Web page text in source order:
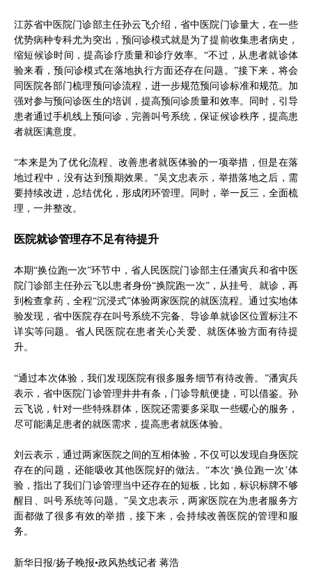
江苏省中医院门诊部主任孙云飞介绍，省中医院门诊量大，在一些
优势病种专科尤为突出，预问诊模式就是为了提前收集患者病史，
缩短候诊时间，提高诊疗质量和诊疗效率。“不过，从患者就诊体
验来看，预问诊模式在落地执行方面还存在问题。”接下来，将会
同医院各部门梳理预问诊流程，进一步规范预问诊标准和规范。加
强对参与预问诊医生的培训，提高预问诊质量和效率。同时，引导
患者通过手机线上预问诊，完善叫号系统，保证候诊秩序，提高患
者就医满意度。
“本来是为了优化流程、改善患者就医体验的一项举措，但是在落
地过程中，没有达到预期效果。”吴文忠表示，举措落地之后，需
要持续改进，总结优化，形成闭环管理。同时，举一反三，全面梳
理，一并整改。
医院就诊管理存不足有待提升
本期“换位跑一次”环节中，省人民医院门诊部主任潘寅兵和省中医
院门诊部主任孙云飞以患者身份“换院跑一次”，从挂号、就诊，再
到检查拿药，全程“沉浸式”体验两家医院的就医流程。通过实地体
验发现，省中医院存在叫号系统不完备、导诊单就诊区位置标注不
详实等问题。省人民医院在患者关心关爱、就医体验方面有待提
升。
“通过本次体验，我们发现医院有很多服务细节有待改善。”潘寅兵
表示，省中医院门诊管理井井有条，门诊导航便捷，可以借鉴。孙
云飞说，针对一些特殊群体，医院还需要多采取一些暖心的服务，
尽可能满足患者的就医需求，提高患者就医体验。
刘云表示，通过两家医院之间的互相体验，不仅可以发现自身医院
存在的问题，还能吸收其他医院好的做法。“本次‘换位跑一次’体
验，指出了我们门诊管理当中还存在的短板，比如，标识标牌不够
醒目、叫号系统等问题。”吴文忠表示，两家医院在为患者服务方
面都做了很多有效的举措，接下来，会持续改善医院的管理和服
务。
新华日报/扬子晚报•政风热线记者 蒋浩